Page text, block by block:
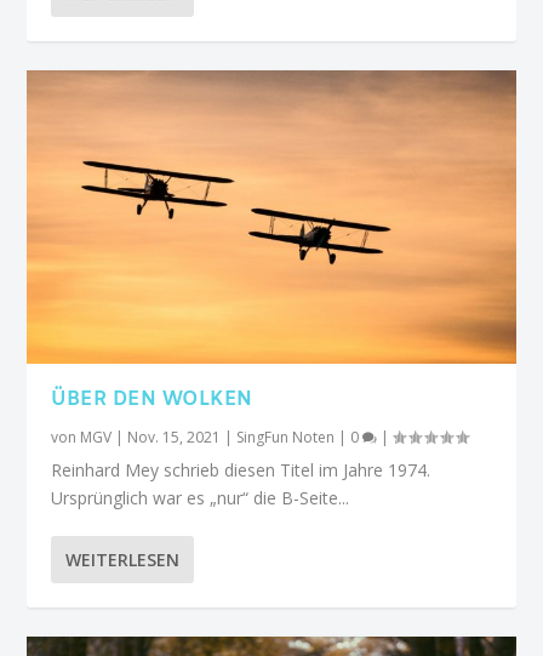
ÜBER DEN WOLKEN
von MGV | Nov. 15, 2021 | SingFun Noten | 0 |
Reinhard Mey schrieb diesen Titel im Jahre 1974.
Ursprünglich war es „nur“ die B-Seite...
WEITERLESEN